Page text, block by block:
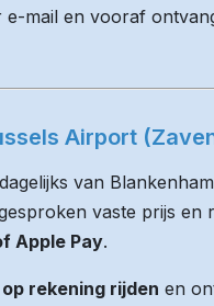
mail en vooraf
Airport
van
vaste prijs en
Apple Pay.
op rekening rijden en